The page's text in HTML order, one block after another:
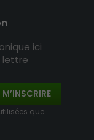
ici
lettre
M’INSCRIRE
que